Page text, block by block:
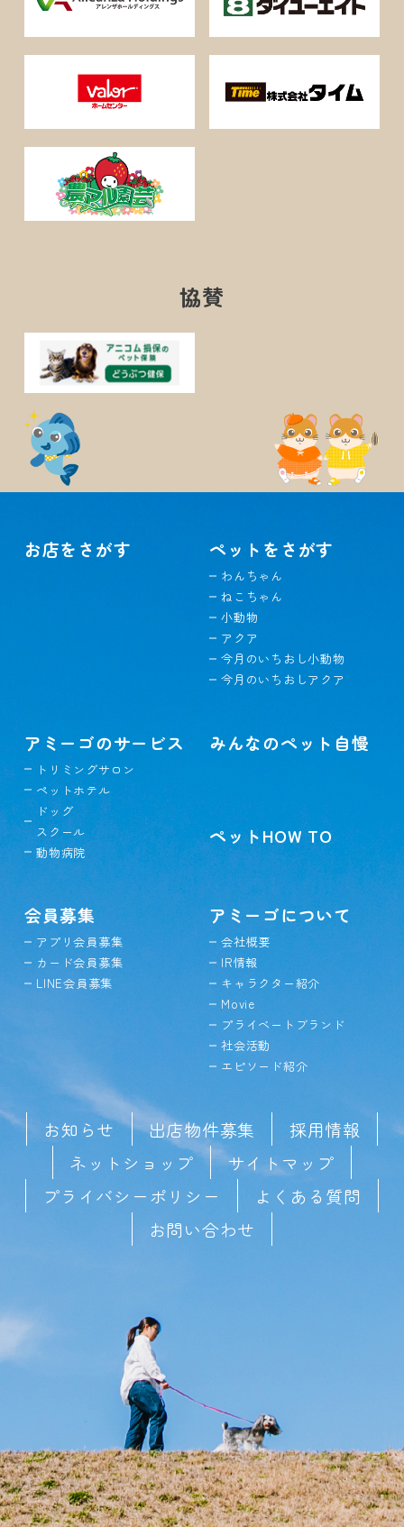
協賛
お店をさがす ペットをさがす
わんちゃん
ねこちゃん
小動物
アクア
今月のいちおし小動物
今月のいちおしアクア
アミーゴのサービス
トリミングサロン
ペットホテル
ドッグ
スクール
動物病院
みんなのペット自慢
ペットHOW TO
会員募集
アプリ会員募集
カード会員募集
LINE会員募集
アミーゴについて
会社概要
IR情報
キャラクター紹介
Movie
プライベートブランド
社会活動
エピソード紹介
お知らせ 出店物件募集
採用情報
ネットショップ
サイトマップ
プライバシーポリシー
よくある質問
お問い合わせ